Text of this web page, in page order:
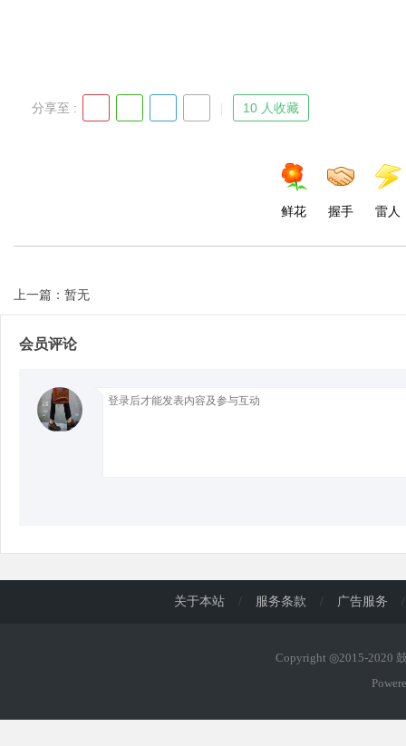
分享至 : 10 人收藏
鲜花 握手 雷人
上一篇：暂无
会员评论
关于本站 / 服务条款 / 广告服务 /
Copyright ◎2015-2020